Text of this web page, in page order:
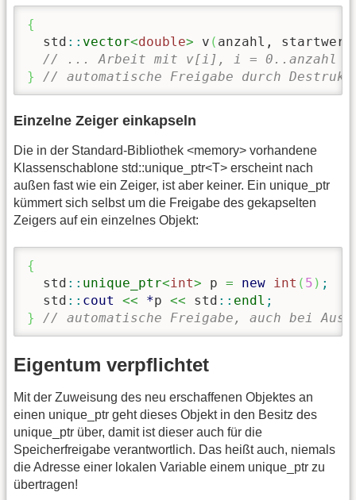
{
  std
:: vector<double> v ( anzahl, startwert
// ... Arbeit mit v[i], i = 0..anzahl
}
// automatische Freigabe durch
Einzelne Zeiger einkapseln
Die in der Standard-Bibliothek <memory> vorhandene
Klassenschablone std::unique_ptr<T> erscheint nach
außen fast wie ein Zeiger, ist aber keiner. Ein unique_ptr
kümmert sich selbst um die Freigabe des gekapselten
Zeigers auf ein einzelnes Objekt:
{
  std
:: unique_ptr<int> p = new int ( 5 ) ;
  std
:: cout << *p << std :: endl ;
}
// automatische Freigabe, auch bei
Eigentum verpflichtet
Mit der Zuweisung des neu erschaffenen Objektes an
einen unique_ptr geht dieses Objekt in den Besitz des
unique_ptr über, damit ist dieser auch für die
Speicherfreigabe verantwortlich. Das heißt auch, niemals
die Adresse einer lokalen Variable einem unique_ptr zu
übertragen!